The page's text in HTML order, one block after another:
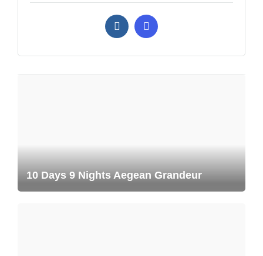
10 Days 9 Nights Aegean Grandeur